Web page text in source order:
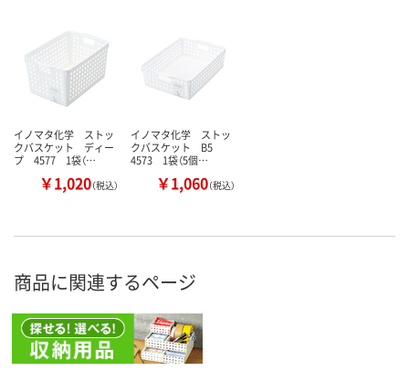
イノマタ化学 ストッ
クバスケット ディー
プ 4577 1袋（…
￥1,020（税込）
イノマタ化学 ストッ
クバスケット B5
4573 1袋（5個…
￥1,060（税込）
商品に関連するページ